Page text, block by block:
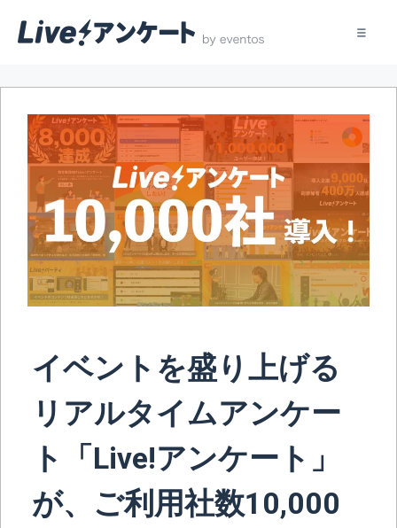
イベントを盛り上げる
リアルタイムアンケー
ト「Live!アンケート」
が、ご利用社数10,000